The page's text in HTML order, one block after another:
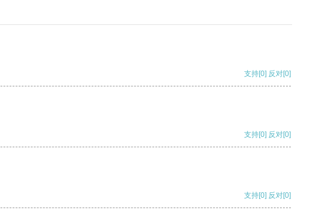
支持[0] 反对[0]
支持[0] 反对[0]
支持[0] 反对[0]